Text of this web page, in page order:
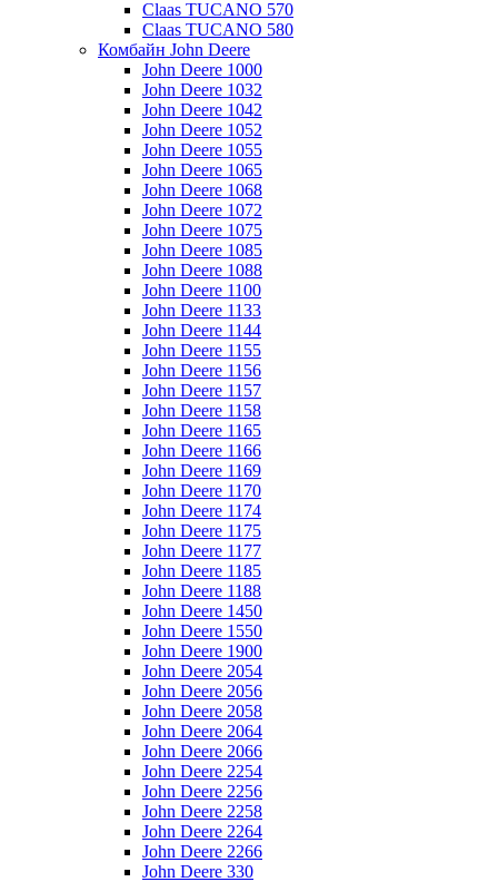
Claas TUCANO 570
Claas TUCANO 580
Комбайн John Deere
John Deere 1000
John Deere 1032
John Deere 1042
John Deere 1052
John Deere 1055
John Deere 1065
John Deere 1068
John Deere 1072
John Deere 1075
John Deere 1085
John Deere 1088
John Deere 1100
John Deere 1133
John Deere 1144
John Deere 1155
John Deere 1156
John Deere 1157
John Deere 1158
John Deere 1165
John Deere 1166
John Deere 1169
John Deere 1170
John Deere 1174
John Deere 1175
John Deere 1177
John Deere 1185
John Deere 1188
John Deere 1450
John Deere 1550
John Deere 1900
John Deere 2054
John Deere 2056
John Deere 2058
John Deere 2064
John Deere 2066
John Deere 2254
John Deere 2256
John Deere 2258
John Deere 2264
John Deere 2266
John Deere 330